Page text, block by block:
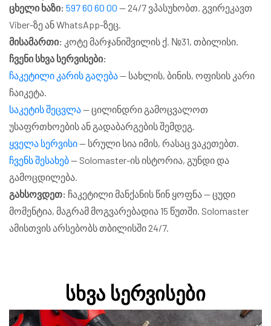
ცხელი ხაზი: 597 60 60 00 — 24/7 ვპასუხობთ. გვირეკავთ
Viber-ზე ან WhatsApp-ზეც.
მისამართი: კოტე მარჯანიშვილის ქ. №31, თბილისი.
ჩვენი სხვა სერვისები:
ჩაკეტილი კარის გაღება— სახლის, ბინის, ოფისის კარი
ჩაიკეტა.
საკეტის შეცვლა— ცილინდრი გამოცვალოთ
უსაფრთხოების ან გადაბარგების შემდეგ.
ყველა სერვისი— სრული სია იმის, რასაც ვაკეთებთ.
ჩვენს შესახებ— Solomaster-ის ისტორია, გუნდი და
გამოცდილება.
გახსოვდეთ: ჩაკეტილი მანქანის წინ ყოფნა — ცუდი
მომენტია, მაგრამ მოგვარებადია 15 წუთში. Solomaster
ამისთვის არსებობს თბილისში 24/7.
სხვა სერვისები